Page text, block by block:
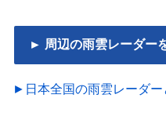
► 周辺の雨雲レーダー
►日本全国の雨雲レーダー